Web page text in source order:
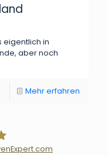
eigentlich in
aber noch
Mehr erfahren